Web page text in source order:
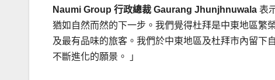
Naumi Group 行政總裁 Gaurang Jhunjhnuwala 表
猶如自然而然的下一步。我們覺得杜拜是中東地區繁
及最有品味的旅客。我們於中東地區及杜拜市內留下
不斷進化的願景。 」